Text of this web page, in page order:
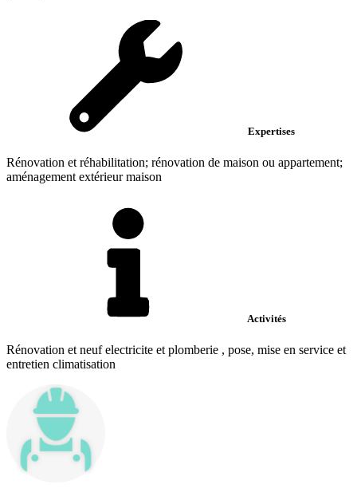
Expertises
Rénovation et réhabilitation; rénovation de maison ou appartement;
aménagement extérieur maison
Activités
Rénovation et neuf electricite et plomberie , pose, mise en service et
entretien climatisation